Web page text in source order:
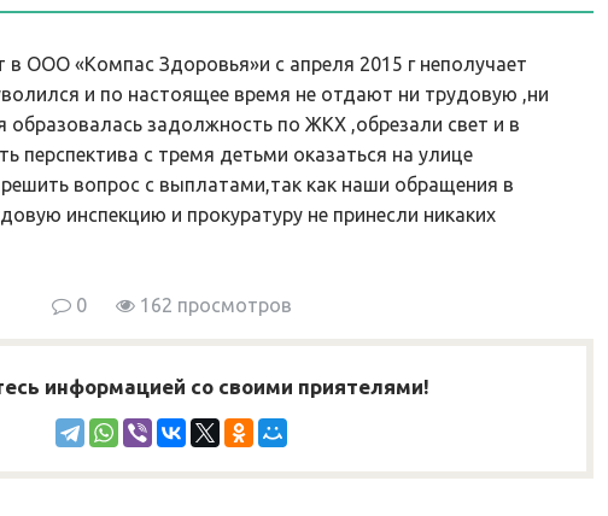
ООО «Компас Здоровья»и с апреля 2015 г неполучает
и по настоящее время не отдают ни трудовую ,ни
образовалась задолжность по ЖКХ ,обрезали свет и в
перспектива с тремя детьми оказаться на улице
вопрос с выплатами,так как наши обращения в
инспекцию и прокуратуру не принесли никаких
0 162 просмотров
информацией со своими приятелями!